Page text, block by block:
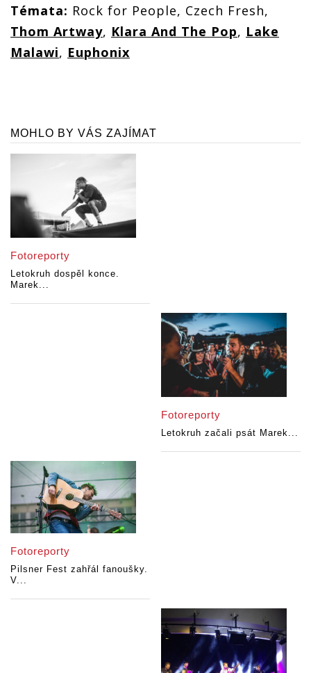
Témata: Rock for People, Czech Fresh,
Thom Artway, Klara And The Pop, Lake
Malawi, Euphonix
MOHLO BY VÁS ZAJÍMAT
Fotoreporty
Letokruh dospěl konce.
Marek...
Fotoreporty
Letokruh začali psát Marek...
Fotoreporty
Pilsner Fest zahřál fanoušky.
V...